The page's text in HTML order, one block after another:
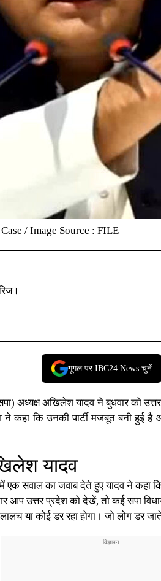
/ Image Source : FILE
गूगल पर IBC24 News चुनें
(सपा) अध्यक्ष अखिलेश यादव ने बुधवार
कहा कि उनकी पार्टी मजबूत बनी हुई
यादव
एक सवाल का जवाब देते हुए यादव ने
आप उत्तर प्रदेश को देखें, तो कई सपा
या कोई डर रहा होगा। जो लोग डर